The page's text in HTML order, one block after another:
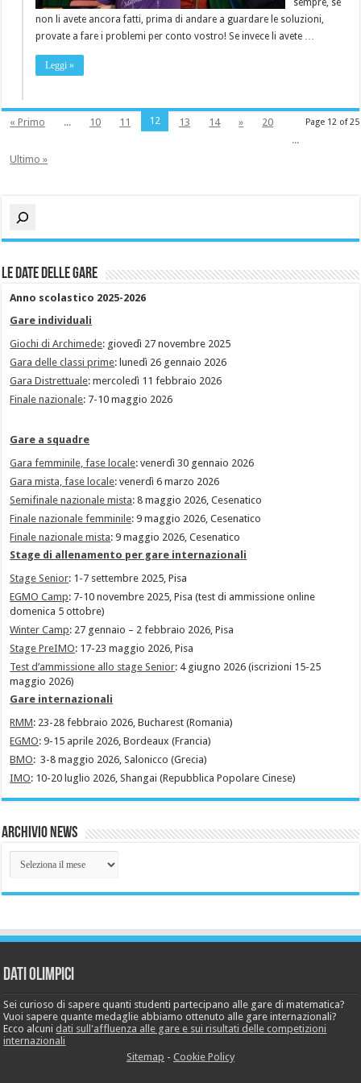
sempre, se
non li avete ancora fatti, prima di andare a guardare le soluzioni,
provate a fare i problemi per conto vostro! Se invece li avete …
Leggi »
Page 12 of 25
« Primo ... 10 11 12 13 14 »
20
...
Ultimo »
Cerca
Le date delle gare
Anno scolastico 2025-2026
Gare individuali
Giochi di Archimede: giovedì 27 novembre 2025
Gara delle classi prime: lunedì 26 gennaio 2026
Gara Distrettuale: mercoledì 11 febbraio 2026
Finale nazionale: 7-10 maggio 2026
Gare a squadre
Gara femminile, fase locale: venerdì 30 gennaio 2026
Gara mista, fase locale: venerdì 6 marzo 2026
Semifinale nazionale mista: 8 maggio 2026, Cesenatico
Finale nazionale femminile: 9 maggio 2026, Cesenatico
Finale nazionale mista: 9 maggio 2026, Cesenatico
Stage di allenamento per gare internazionali
Stage Senior: 1-7 settembre 2025, Pisa
EGMO Camp: 7-10 novembre 2025, Pisa (test di ammissione online
domenica 5 ottobre)
Winter Camp: 27 gennaio – 2 febbraio 2026, Pisa
Stage PreIMO: 17-23 maggio 2026, Pisa
Test d’ammissione allo stage Senior: 4 giugno 2026 (iscrizioni 15-25
maggio 2026)
Gare internazionali
RMM: 23-28 febbraio 2026, Bucharest (Romania)
EGMO: 9-15 aprile 2026, Bordeaux (Francia)
BMO: 3-8 maggio 2026, Salonicco (Grecia)
IMO: 10-20 luglio 2026, Shangai (Repubblica Popolare Cinese)
Archivio News
Archivio
News
Dati Olimpici
Sei curioso di sapere quanti studenti partecipano alle gare di matematica?
Vuoi sapere quante medaglie abbiamo ottenuto alle gare internazionali?
Ecco alcuni dati sull'affluenza alle gare e sui risultati delle competizioni
internazionali
Sitemap - Cookie Policy